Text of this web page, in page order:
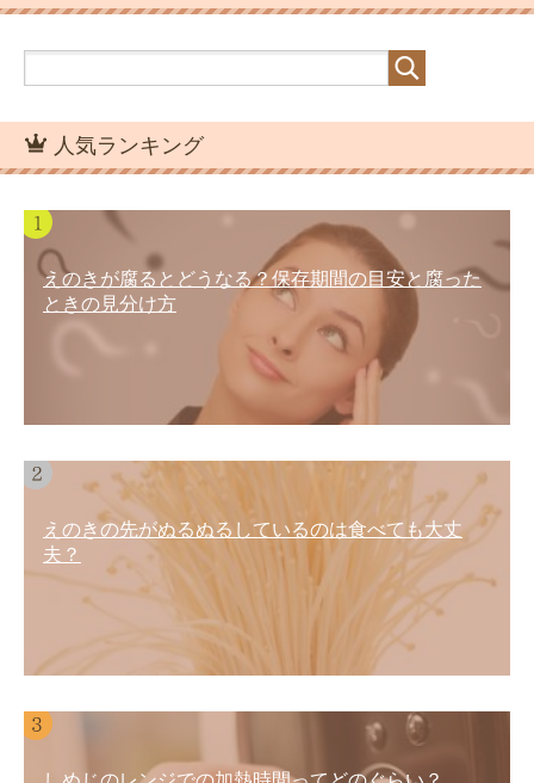
人気ランキング
えのきが腐るとどうなる？保存期間の目安と腐った
ときの見分け方
えのきの先がぬるぬるしているのは食べても大丈
夫？